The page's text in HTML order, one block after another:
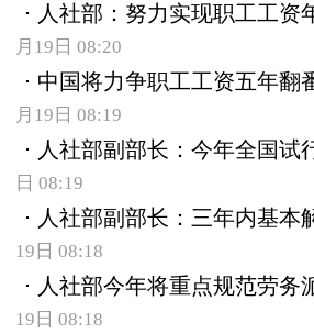
人社部：努力实现职工工资
月19日 08:20
中国将力争职工工资五年翻
月19日 08:19
人社部副部长：今年全国试
日 08:19
人社部副部长：三年内基本
19日 08:18
人社部今年将重点规范劳务
19日 08:18